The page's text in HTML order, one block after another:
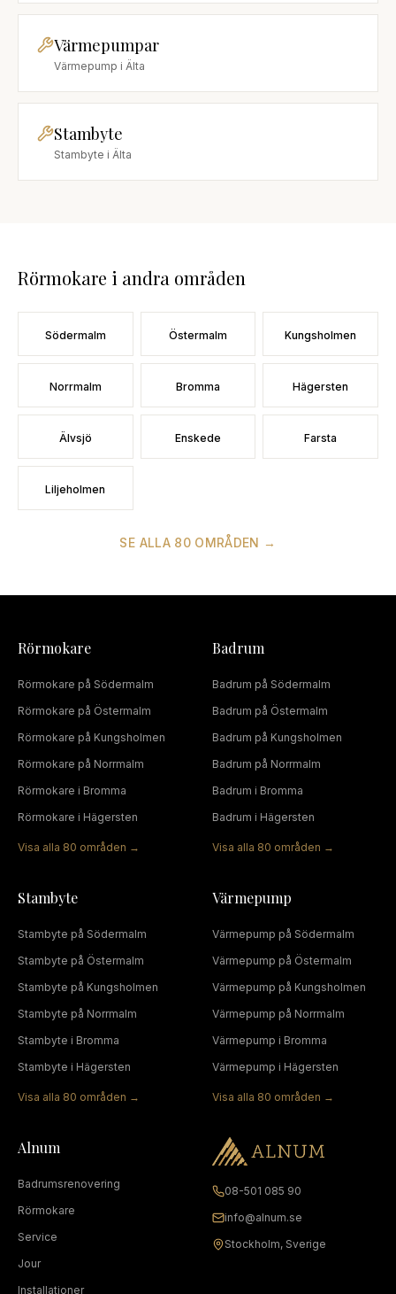
Värmepumpar
Värmepump i Älta
Stambyte
Stambyte i Älta
Rörmokare i andra områden
Södermalm Östermalm Kungsholmen
Norrmalm Bromma Hägersten
Älvsjö Enskede Farsta
Liljeholmen
SE ALLA 80 OMRÅDEN →
Rörmokare
Rörmokare på Södermalm
Rörmokare på Östermalm
Rörmokare på Kungsholmen
Rörmokare på Norrmalm
Rörmokare i Bromma
Rörmokare i Hägersten
Visa alla 80 områden →
Badrum
Badrum på Södermalm
Badrum på Östermalm
Badrum på Kungsholmen
Badrum på Norrmalm
Badrum i Bromma
Badrum i Hägersten
Visa alla 80 områden →
Stambyte
Stambyte på Södermalm
Stambyte på Östermalm
Stambyte på Kungsholmen
Stambyte på Norrmalm
Stambyte i Bromma
Stambyte i Hägersten
Visa alla 80 områden →
Värmepump
Värmepump på Södermalm
Värmepump på Östermalm
Värmepump på Kungsholmen
Värmepump på Norrmalm
Värmepump i Bromma
Värmepump i Hägersten
Visa alla 80 områden →
Alnum
Badrumsrenovering
Rörmokare
Service
Jour
Installationer
08-501 085 90
info@alnum.se
Stockholm, Sverige